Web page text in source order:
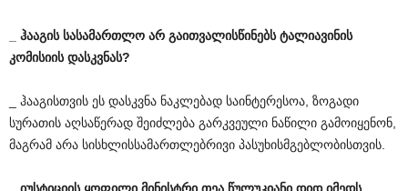
ჰააგის სასამართლო არ გაითვალისწინებს ტალიავინის
კომისიის დასკვნას?
_ ჰააგისთვის ეს დასკვნა ნაკლებად საინტერესოა, ზოგადი
სურათის აღსაწერად შეიძლება გარკვეული ნაწილი გამოიყენონ,
მაგრამ არა სისხლისსამართლებრივი პასუხისმგებლობისთვის.